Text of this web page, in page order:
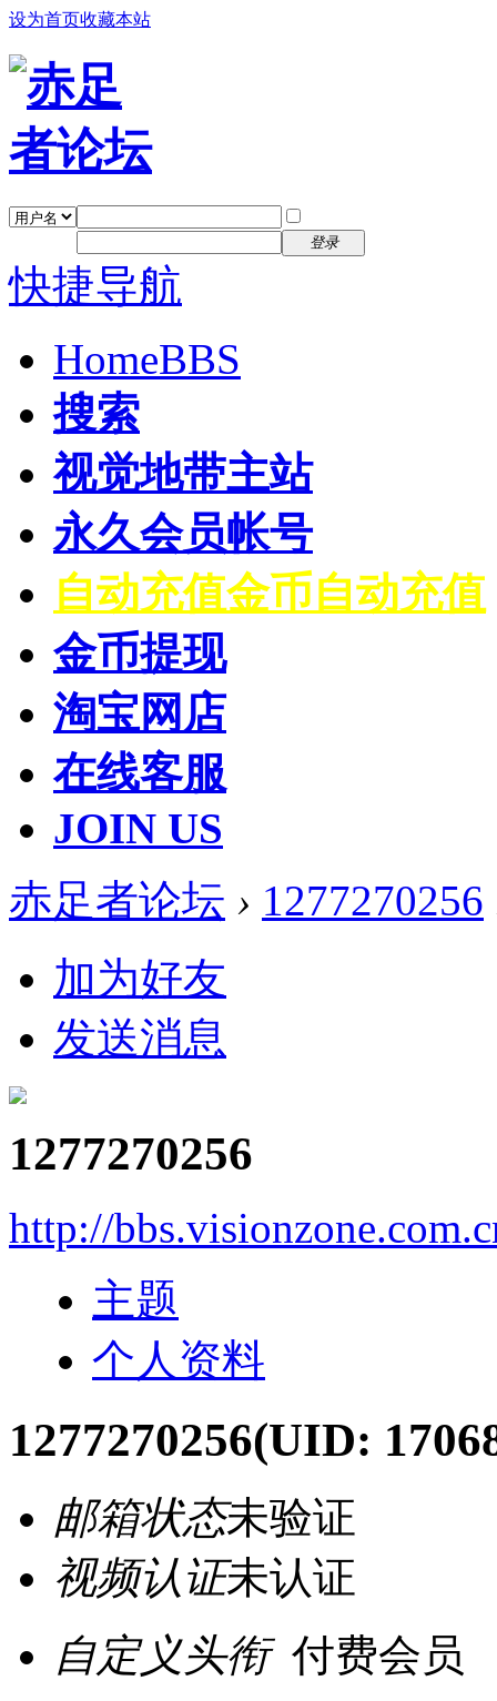
设为首页收藏本站
登录
快捷导航
HomeBBS
搜索
视觉地带主站
永久会员帐号
自动充值金币自动充值
金币提现
淘宝网店
在线客服
JOIN US
赤足者论坛 › 1277270256
加为好友
发送消息
1277270256
http://
主题
个人资料
1277270256(UID:
邮箱状态未验证
视频认证未认证
自定义头衔 付费会员